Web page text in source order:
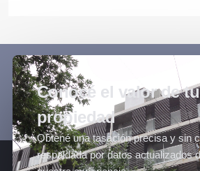
Conocé el valor de tu
propiedad
Obtené una tasación precisa y sin
respaldada por datos actualizados